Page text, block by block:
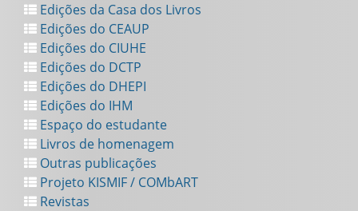
Edições da Casa dos Livros
Edições do CEAUP
Edições do CIUHE
Edições do DCTP
Edições do DHEPI
Edições do IHM
Espaço do estudante
Livros de homenagem
Outras publicações
Projeto KISMIF / COMbART
Revistas